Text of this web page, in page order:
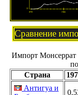
Сравнение
Импорт Монсеррат
Страна
Антигуа и